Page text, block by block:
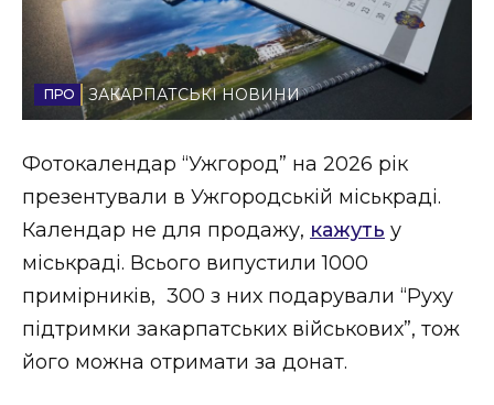
Спорт
Стиль життя
Втрачений Ужгород (відеоверсія)
ЗАКАРПАТСЬКІ НОВИНИ
ЗАКАРПАТСЬКІ НОВИНИ
Фотокалендар “Ужгород” на 2026 рік
презентували в Ужгородській міськраді.
Календар не для продажу, кажуть у
міськраді. Всього випустили 1000
примірників, 300 з них подарували “Руху
підтримки закарпатських військових”, тож
його можна отримати за донат.